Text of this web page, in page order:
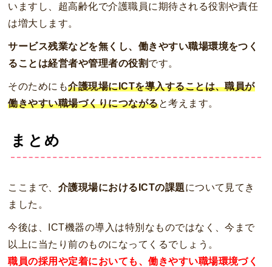
いますし、超高齢化で介護職員に期待される役割や責任
は増大します。
サービス残業などを無くし、働きやすい職場環境をつく
ることは経営者や管理者の役割です。
そのためにも介護現場にICTを導入することは、職員が
働きやすい職場づくりにつながると考えます。
まとめ
ここまで、 介護現場におけるICTの課題について見てき
ました。
今後は、ICT機器の導入は特別なものではなく、今まで
以上に当たり前のものになってくるでしょう。
職員の採用や定着においても、働きやすい職場環境づく